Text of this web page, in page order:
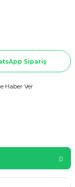
Sipariş
Haber Ver